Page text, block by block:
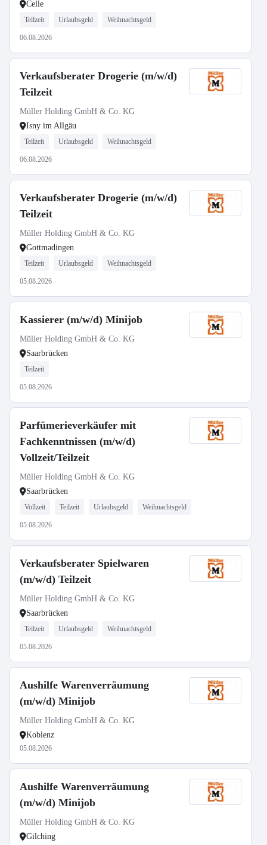
Celle
Teilzeit Urlaubsgeld Weihnachtsgeld
06.08.2026
Verkaufsberater Drogerie (m/w/d)
Teilzeit
Müller Holding GmbH & Co. KG
Isny im Allgäu
Teilzeit Urlaubsgeld Weihnachtsgeld
06.08.2026
Verkaufsberater Drogerie (m/w/d)
Teilzeit
Müller Holding GmbH & Co. KG
Gottmadingen
Teilzeit Urlaubsgeld Weihnachtsgeld
05.08.2026
Kassierer (m/w/d) Minijob
Müller Holding GmbH & Co. KG
Saarbrücken
Teilzeit
05.08.2026
Parfümerieverkäufer mit
Fachkenntnissen (m/w/d)
Vollzeit/Teilzeit
Müller Holding GmbH & Co. KG
Saarbrücken
Vollzeit Teilzeit Urlaubsgeld Weihnachtsgeld
05.08.2026
Verkaufsberater Spielwaren
(m/w/d) Teilzeit
Müller Holding GmbH & Co. KG
Saarbrücken
Teilzeit Urlaubsgeld Weihnachtsgeld
05.08.2026
Aushilfe Warenverräumung
(m/w/d) Minijob
Müller Holding GmbH & Co. KG
Koblenz
05.08.2026
Aushilfe Warenverräumung
(m/w/d) Minijob
Müller Holding GmbH & Co. KG
Gilching